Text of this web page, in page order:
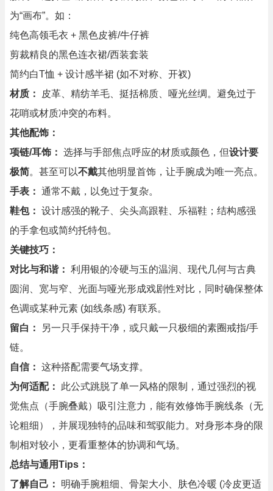
为“画布”。如：
纯色高领毛衣 + 黑色皮裤/牛仔裤
剪裁精良的黑色连衣裙/西装套装
简约白T恤 + 设计感半裙 (如不对称、开衩)
材质：
皮革、精纺羊毛、挺括棉质、哑光丝绸。避免过于
花哨或材质冲突的布料。
其他配饰：
项链/耳饰： 选择与手部焦点呼应的材质或颜色，但设计要
极简。甚至可以不戴其他明显首饰，让手腕成为唯一亮点。
手表： 通常不戴，以免过于复杂。
鞋包： 设计感强的靴子、尖头高跟鞋、乐福鞋；结构感强
的手拿包或简约托特包。
关键技巧：
对比与和谐： 利用银的冷硬与玉的温润、现代几何与古典
圆润、宽与窄、光面与哑光形成戏剧性对比，同时确保整体
色调或某种元素 (如线条感) 有联系。
留白：
另一只手保持干净，或只戴一只极细的素圈戒指/手
链。
自信： 这种搭配需要气场支撑。
为何适配：
此公式跳脱了单一风格的限制，通过强烈的视
觉焦点（手腕叠戴）吸引注意力，能有效修饰手腕线条（无
论粗细），并展现独特的品味和驾驭能力。对身形本身的限
制相对较小，更看重整体的协调和气场。
总结与通用Tips：
了解自己：
明确手腕粗细、骨架大小、肤色冷暖 (冷皮更适